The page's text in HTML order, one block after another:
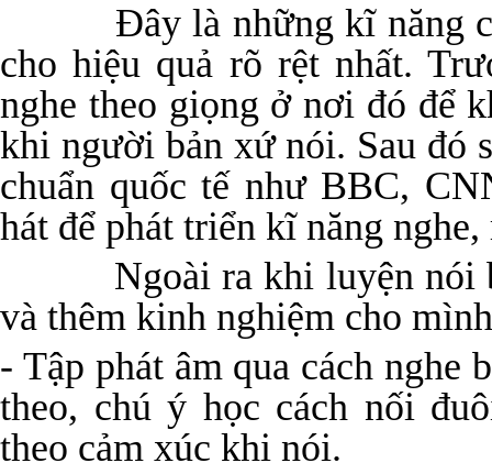
Đây là những kĩ năng có
cho hiệu quả rõ rệt nhất.
nghe theo giọng ở nơi đó để
khi người bản xứ nói. Sau đó
chuẩn quốc tế như BBC,
hát để phát triển kĩ năng
Ngoài ra khi luyện nói
và thêm kinh nghiệm cho
- Tập phát âm qua cách nghe
theo, chú ý học cách nối
theo cảm xúc khi nói.